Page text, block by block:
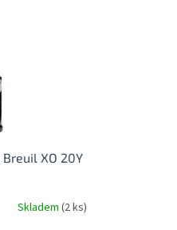
XO 20Y
Skladem (2 ks)